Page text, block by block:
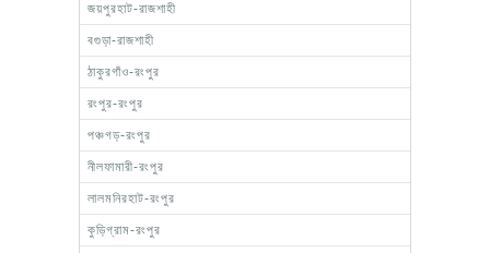
জয়পুরহাট-রাজশাহী
বগুড়া-রাজশাহী
ঠাকুরগাঁও-রংপুর
রংপুর-রংপুর
পঞ্চগড়-রংপুর
নীলফামারী-রংপুর
লালমনিরহাট-রংপুর
কুড়িগ্রাম-রংপুর